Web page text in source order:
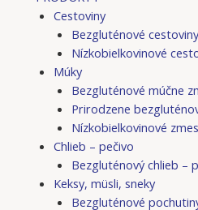
Cestoviny
Bezgluténové cestoviny
Nízkobielkovinové
Múky
Bezgluténové múčne
Prirodzene
Nízkobielkovinové
Chlieb – pečivo
Bezgluténový chlieb –
Keksy, müsli, sneky
Bezgluténové